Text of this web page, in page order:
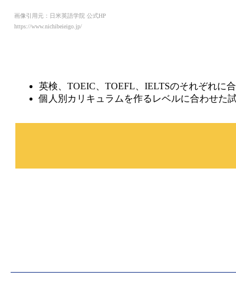
画像引用元：日米英語学院 公式HP
https://www.nichibeieigo.jp/
英検、TOEIC、TOEFL、IELTSのそれぞれに
個人別カリキュラムを作るレベルに合わせた